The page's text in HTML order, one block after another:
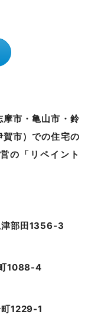
市・亀山市・鈴
市）での住宅の
の「リペイント
津部田1356-3
1088-4
1229-1